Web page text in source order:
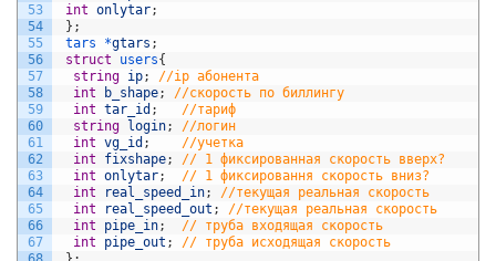
53
54
55
56
57
58
59
60
61
62
63
64
65
66
67
int onlytar;
} ;
tars *gtars ;
struct
users{
string ip;
//
int
b_shape;
//
int tar_id ;
string
login;
//логин
int vg_id ;
//учетка
int
fixshape;
// 1 фиксированная скорость вверх?
int onlytar;
// 1 фиксировання скорость вниз?
int
real_speed_in;
//текущая реальная скорость
int
real_speed_out ;
//текущая реальная скорость
int
pipe_in;
// труба входящая скорость
int
pipe_out ;
// труба исходящая скорость